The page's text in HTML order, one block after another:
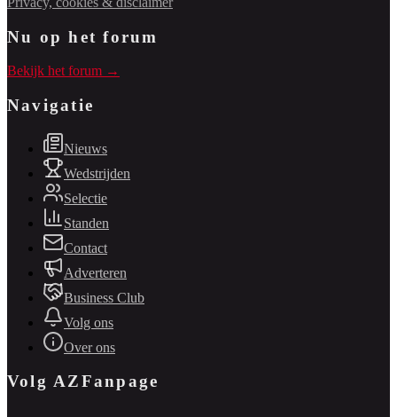
Nu op het forum
Bekijk het forum →
Navigatie
Nieuws
Wedstrijden
Selectie
Standen
Contact
Adverteren
Business Club
Volg ons
Over ons
Volg AZFanpage